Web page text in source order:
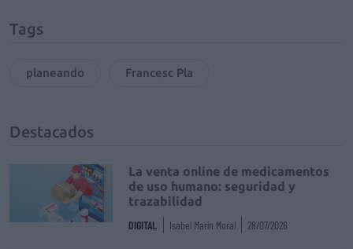
Tags
planeando Francesc Pla
Destacados
La venta online de medicamentos
de uso humano: seguridad y
trazabilidad
DIGITAL Isabel Marín Moral 28/07/2026